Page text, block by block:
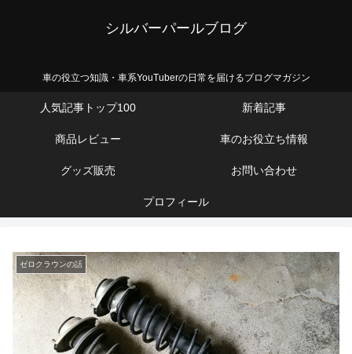
シルバーパールブログ
車の役立つ知識・車系YouTuberの日常を届けるブログマガジン
人気記事トップ100 新着記事
商品レビュー 車のお役立ち情報
グッズ販売 お問い合わせ
プロフィール
ゼロクラウンの話